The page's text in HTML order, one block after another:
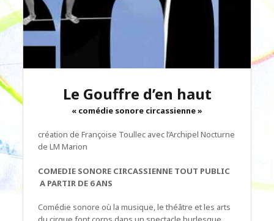
Le Gouffre d’en haut
« comédie sonore circassienne »
création de Françoise Toullec avec l’Archipel Nocturne
de LM Marion
COMEDIE SONORE CIRCASSIENNE TOUT PUBLIC
A PARTIR DE 6 ANS
Comédie sonore où la musique, le théâtre et les arts